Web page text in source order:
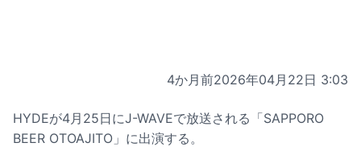
4か月前2026年04月22日 3:03
HYDEが4月25日にJ-WAVEで放送される「SAPPORO
BEER OTOAJITO」に出演する。